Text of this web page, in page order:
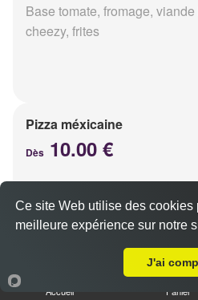
Base tomate, fromage,
cheezy, frites
Pizza méxicaine
Dès 10.00 €
Base sauce barbecue,
chorizo, poivrons
Accueil Panier
Ce site Web utilise des cookies
meilleure expérience sur notre
J'ai